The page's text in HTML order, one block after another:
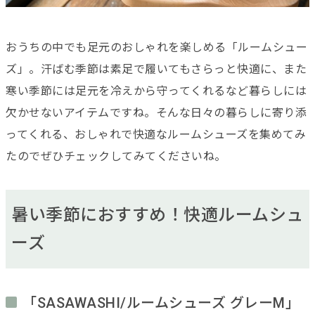
おうちの中でも足元のおしゃれを楽しめる「ルームシュー
ズ」。汗ばむ季節は素足で履いてもさらっと快適に、また
寒い季節には足元を冷えから守ってくれるなど暮らしには
欠かせないアイテムですね。そんな日々の暮らしに寄り添
ってくれる、おしゃれで快適なルームシューズを集めてみ
たのでぜひチェックしてみてくださいね。
暑い季節におすすめ！快適ルームシュ
ーズ
「SASAWASHI/ルームシューズ グレーM」